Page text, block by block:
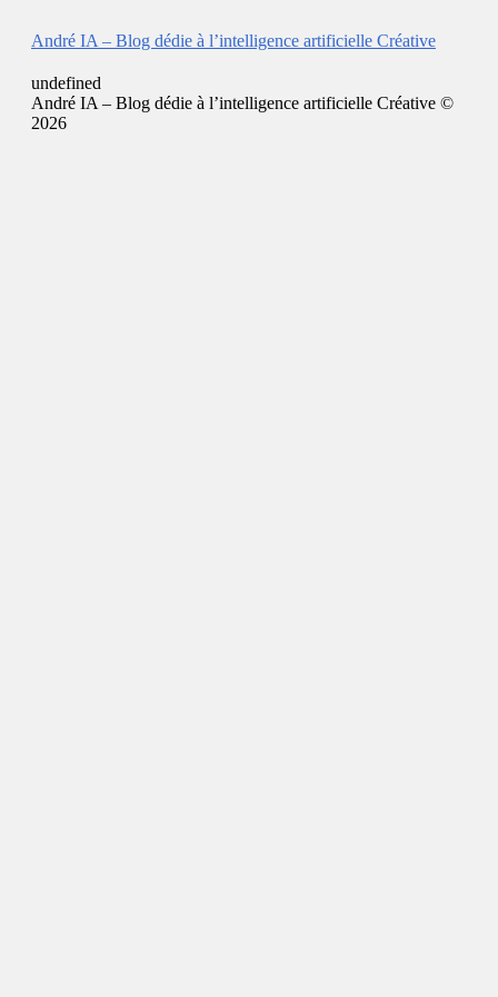
André IA – Blog dédie à l’intelligence artificielle Créative
undefined
André IA – Blog dédie à l’intelligence artificielle Créative ©
2026